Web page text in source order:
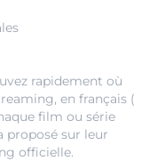
rapidement où
en français (
film ou série
proposé sur leur
officielle.